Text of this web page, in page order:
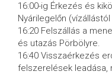
16:00-ig Érkezés és
Nyárilegelőn
16:20 Felszállás a
és utazás Pörbölyre.
16:40 Visszaérkezés
felszerelések leadása,